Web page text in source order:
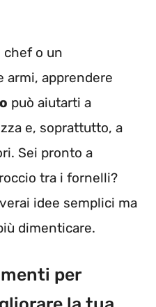
chef o un
armi, apprendere
può aiutarti a
e, soprattutto, a
Sei pronto a
tra i fornelli?
idee semplici ma
dimenticare.
per